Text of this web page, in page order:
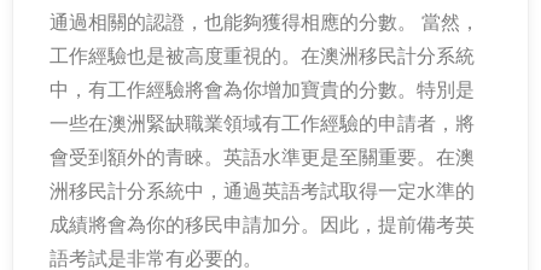
通過相關的認證，也能夠獲得相應的分數。 當然，
工作經驗也是被高度重視的。在澳洲移民計分系統
中，有工作經驗將會為你增加寶貴的分數。特別是
一些在澳洲緊缺職業領域有工作經驗的申請者，將
會受到額外的青睞。英語水準更是至關重要。在澳
洲移民計分系統中，通過英語考試取得一定水準的
成績將會為你的移民申請加分。因此，提前備考英
語考試是非常有必要的。